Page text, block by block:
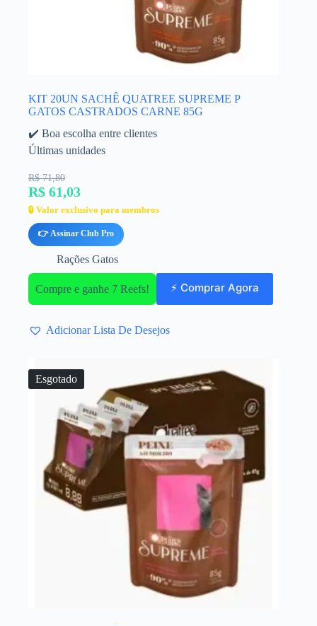
KIT 20UN SACHÊ QUATREE SUPREME P
GATOS CASTRADOS CARNE 85G
✔️ Boa escolha entre clientes
Últimas unidades
R$ 71,80
R$ 61,03
🔒 Valor exclusivo para membros
👉 Assinar Club Pro
Rações Gatos
Compre e ganhe 7 Reefs! ⚡ Comprar Agora
Adicionar Lista De Desejos
Esgotado